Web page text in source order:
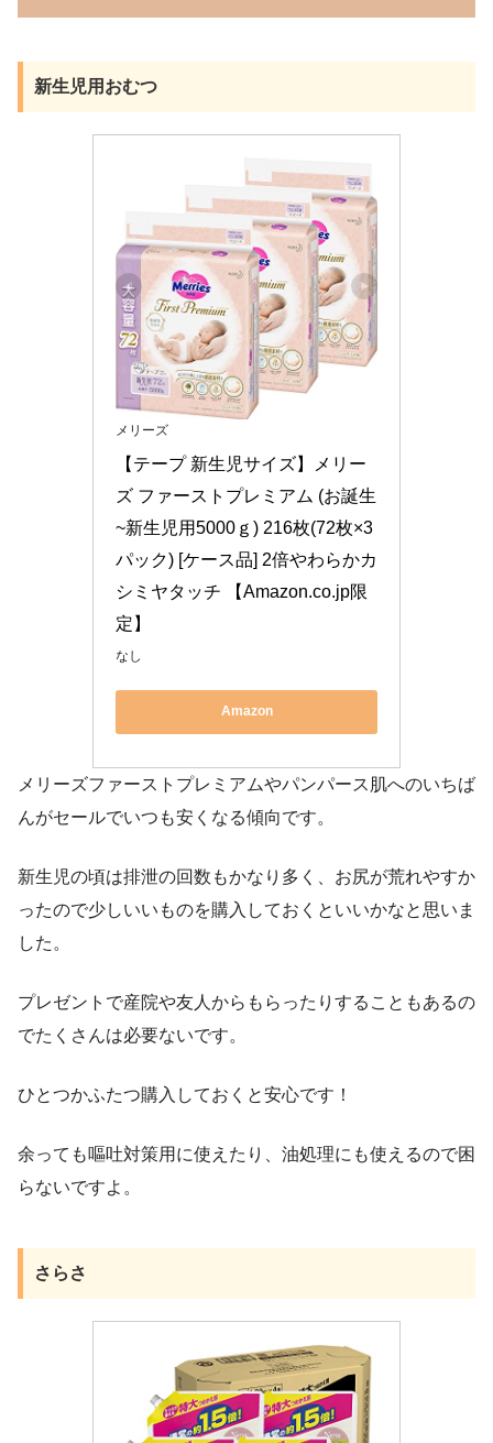
新生児用おむつ
メリーズ
【テープ 新生児サイズ】メリー
ズ ファーストプレミアム (お誕生
~新生児用5000ｇ) 216枚(72枚×3
パック) [ケース品] 2倍やわらかカ
シミヤタッチ 【Amazon.co.jp限
定】
なし
Amazon
メリーズファーストプレミアムやパンパース肌へのいちば
んがセールでいつも安くなる傾向です。
新生児の頃は排泄の回数もかなり多く、お尻が荒れやすか
ったので少しいいものを購入しておくといいかなと思いま
した。
プレゼントで産院や友人からもらったりすることもあるの
でたくさんは必要ないです。
ひとつかふたつ購入しておくと安心です！
余っても嘔吐対策用に使えたり、油処理にも使えるので困
らないですよ。
さらさ